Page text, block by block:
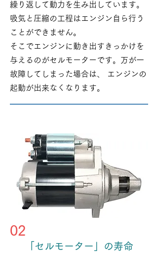
繰り返して動力を生み出しています。
吸気と圧縮の工程はエンジン自ら行う
ことができません。
そこでエンジンに動き出すきっかけを
与えるのがセルモーターです。万が一
故障してしまった場合は、 エンジンの
起動が出来なくなります。
02
「セルモーター」の寿命